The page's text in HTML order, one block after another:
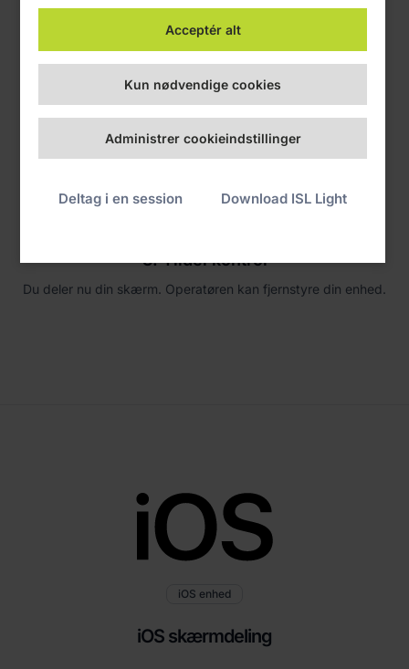
3. Tildel kontrol
Du deler nu din skærm. Operatøren kan fjernstyre din enhed.
iOS enhed
iOS skærmdeling
Acceptér alt
Kun nødvendige cookies
Administrer cookieindstillinger
Deltag i en session Download ISL Light